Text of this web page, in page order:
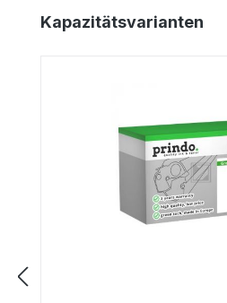
Produktgalerie überspringen
Kapazitätsvarianten